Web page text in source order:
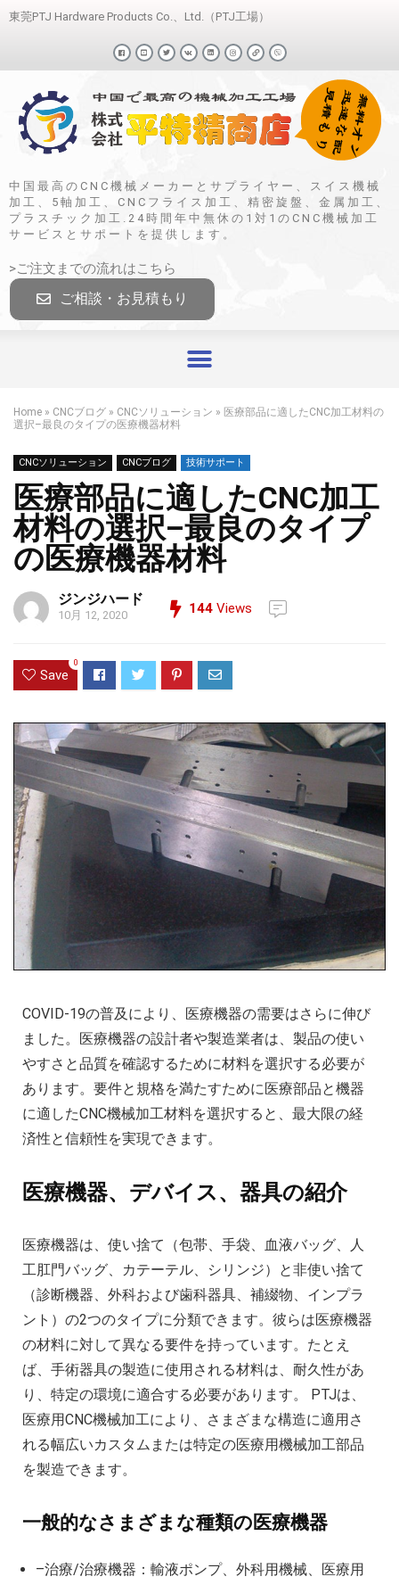
東莞PTJ Hardware Products Co.、Ltd.（PTJ工場）
中国最高のCNC機械メーカーとサプライヤー、スイス機械
加工、5軸加工、CNCフライス加工、精密旋盤、金属加工、
プラスチック加工.24時間年中無休の1対1のCNC機械加工
サービスとサポートを提供します。
>ご注文までの流れはこちら
ご相談・お見積もり
Home » CNCブログ » CNCソリューション » 医療部品に適したCNC加工材料の
選択–最良のタイプの医療機器材料
CNCソリューション CNCブログ 技術サポート
医療部品に適したCNC加工
材料の選択–最良のタイプ
の医療機器材料
ジンジハード
10月 12, 2020 144 Views
Save
0
COVID-19の普及により、医療機器の需要はさらに伸び
ました。医療機器の設計者や製造業者は、製品の使い
やすさと品質を確認するために材料を選択する必要が
あります。要件と規格を満たすために医療部品と機器
に適したCNC機械加工材料を選択すると、最大限の経
済性と信頼性を実現できます。
医療機器、デバイス、器具の紹介
医療機器は、使い捨て（包帯、手袋、血液バッグ、人
工肛門バッグ、カテーテル、シリンジ）と非使い捨て
（診断機器、外科および歯科器具、補綴物、インプラ
ント）の2つのタイプに分類できます。彼らは医療機器
の材料に対して異なる要件を持っています。たとえ
ば、手術器具の製造に使用される材料は、耐久性があ
り、特定の環境に適合する必要があります。 PTJは、
医療用CNC機械加工により、さまざまな構造に適用さ
れる幅広いカスタムまたは特定の医療用機械加工部品
を製造できます。
一般的なさまざまな種類の医療機器
–治療/治療機器：輸液ポンプ、外科用機械、医療用